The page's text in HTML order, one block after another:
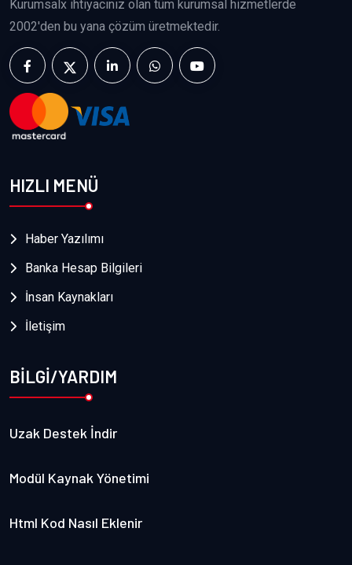
Kurumsalx ihtiyacınız olan tüm kurumsal hizmetlerde
2002'den bu yana çözüm üretmektedir.
HIZLI MENÜ
Haber Yazılımı
Banka Hesap Bilgileri
İnsan Kaynakları
İletişim
BİLGİ/YARDIM
Uzak Destek İndir
Modül Kaynak Yönetimi
Html Kod Nasıl Eklenir